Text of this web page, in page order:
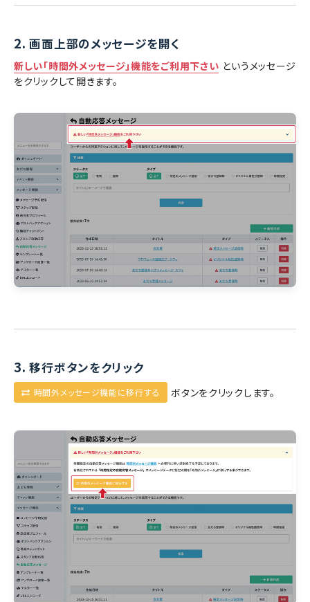
2. 画面上部のメッセージを開く
新しい「時間外メッセージ」機能をご利用下さい というメッセージ
をクリックして開きます。
3. 移行ボタンをクリック
時間外メッセージ機能に移行する ボタンをクリックします。